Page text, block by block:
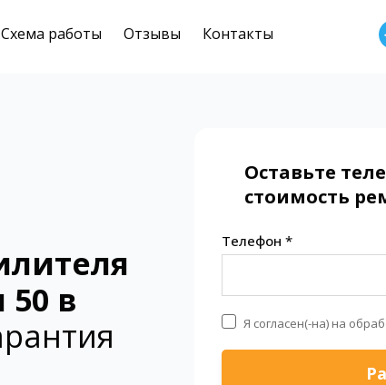
Схема работы Отзывы Контакты
50 в
Оставьте
стоимость
Телефон *
Я согласен(-на) на